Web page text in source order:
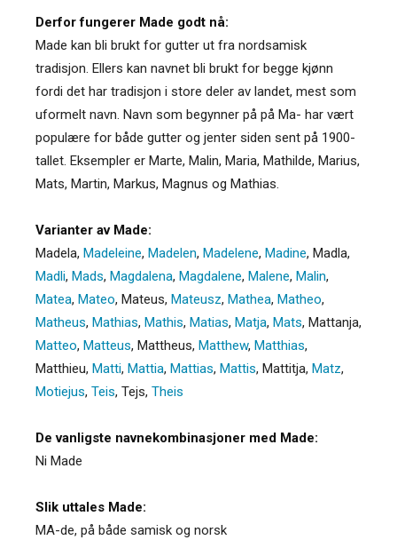
Derfor fungerer Made godt nå:
Made kan bli brukt for gutter ut fra nordsamisk
tradisjon. Ellers kan navnet bli brukt for begge kjønn
fordi det har tradisjon i store deler av landet, mest som
uformelt navn. Navn som begynner på på Ma- har vært
populære for både gutter og jenter siden sent på 1900-
tallet. Eksempler er Marte, Malin, Maria, Mathilde, Marius,
Mats, Martin, Markus, Magnus og Mathias.
Varianter av Made:
Madela, Madeleine, Madelen, Madelene, Madine, Madla,
Madli, Mads, Magdalena, Magdalene, Malene, Malin,
Matea, Mateo, Mateus, Mateusz, Mathea, Matheo,
Matheus, Mathias, Mathis, Matias, Matja, Mats, Mattanja,
Matteo, Matteus, Mattheus, Matthew, Matthias,
Matthieu, Matti, Mattia, Mattias, Mattis, Mattitja, Matz,
Motiejus, Teis, Tejs, Theis
De vanligste navnekombinasjoner med Made:
Ni Made
Slik uttales Made:
MA-de, på både samisk og norsk